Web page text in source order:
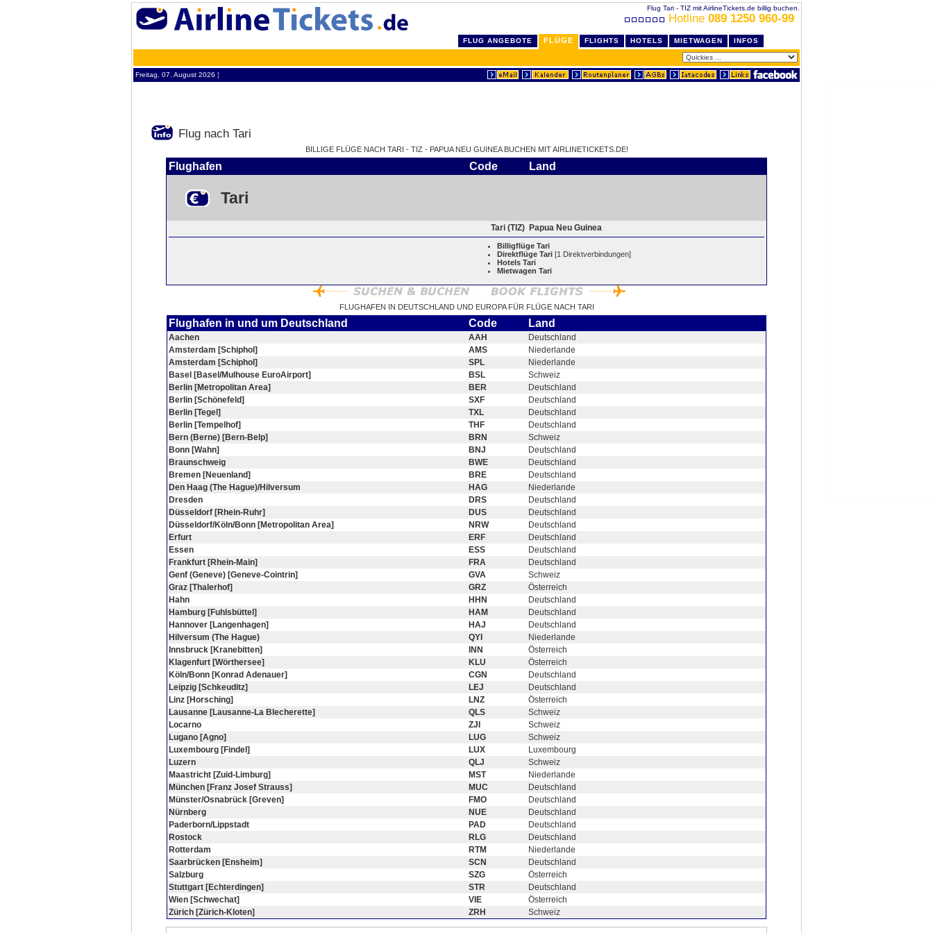
Flug Tari - TIZ mit AirlineTickets.de billig buchen.
Hotline 089 1250 960-99
FLUG ANGEBOTE FLÜGE FLIGHTS HOTELS MIETWAGEN INFOS
Freitag, 07. August 2026 ¦
Flug nach Tari
BILLIGE FLÜGE NACH TARI - TIZ - PAPUA NEU GUINEA BUCHEN MIT AIRLINETICKETS.DE!
Flughafen Code Land
Tari
Tari (TIZ) Papua Neu Guinea
Billigflüge Tari
Direktflüge Tari [1 Direktverbindungen]
Hotels Tari
Mietwagen Tari
FLUGHAFEN IN DEUTSCHLAND UND EUROPA FÜR FLÜGE NACH TARI
Flughafen in und um Deutschland Code Land
Aachen AAH
Deutschland
Amsterdam [Schiphol]
AMS
Niederlande
Amsterdam [Schiphol]
SPL
Niederlande
Basel [Basel/Mulhouse EuroAirport]
BSL
Schweiz
Berlin [Metropolitan Area]
BER
Deutschland
Berlin [Schönefeld]
SXF
Deutschland
Berlin [Tegel]
TXL
Deutschland
Berlin [Tempelhof]
THF
Deutschland
Bern (Berne) [Bern-Belp]
BRN
Schweiz
Bonn [Wahn]
BNJ
Deutschland
Braunschweig
BWE
Deutschland
Bremen [Neuenland]
BRE
Deutschland
Den Haag (The Hague)/Hilversum
HAG
Niederlande
Dresden
DRS
Deutschland
Düsseldorf [Rhein-Ruhr]
DUS
Deutschland
Düsseldorf/Köln/Bonn [Metropolitan Area]
NRW
Deutschland
Erfurt
ERF
Deutschland
Essen
ESS
Deutschland
Frankfurt [Rhein-Main]
FRA
Deutschland
Genf (Geneve) [Geneve-Cointrin]
GVA
Schweiz
Graz [Thalerhof]
GRZ
Österreich
Hahn
HHN
Deutschland
Hamburg [Fuhlsbüttel]
HAM
Deutschland
Hannover [Langenhagen]
HAJ
Deutschland
Hilversum (The Hague)
QYI
Niederlande
Innsbruck [Kranebitten]
INN
Österreich
Klagenfurt [Wörthersee]
KLU
Österreich
Köln/Bonn [Konrad Adenauer]
CGN
Deutschland
Leipzig [Schkeuditz]
LEJ
Deutschland
Linz [Horsching]
LNZ
Österreich
Lausanne [Lausanne-La Blecherette]
QLS
Schweiz
Locarno
ZJI
Schweiz
Lugano [Agno]
LUG
Schweiz
Luxembourg [Findel]
LUX
Luxembourg
Luzern
QLJ
Schweiz
Maastricht [Zuid-Limburg]
MST
Niederlande
München [Franz Josef Strauss]
MUC
Deutschland
Münster/Osnabrück [Greven]
FMO
Deutschland
Nürnberg
NUE
Deutschland
Paderborn/Lippstadt
PAD
Deutschland
Rostock
RLG
Deutschland
Rotterdam
RTM
Niederlande
Saarbrücken [Ensheim]
SCN
Deutschland
Salzburg
SZG
Österreich
Stuttgart [Echterdingen]
STR
Deutschland
Wien [Schwechat]
VIE
Österreich
Zürich [Zürich-Kloten]
ZRH Schweiz